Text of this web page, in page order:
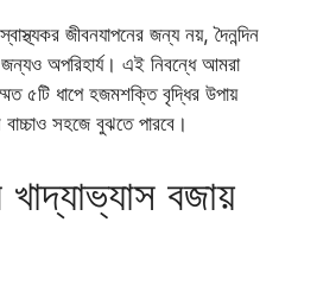
জীবনযাপনের জন্য নয়, দৈনন্দিন
অপরিহার্য। এই নিবন্ধে আমরা
৫টি ধাপে হজমশক্তি বৃদ্ধির উপায়
সহজে বুঝতে পারবে।
বজায়